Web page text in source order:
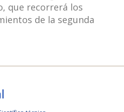
que recorrerá los
de la segunda